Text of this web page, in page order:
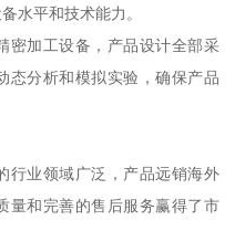
水平和技术能力。
密加工设备，产品设计全部采
态分析和模拟实验，确保产品
行业领域广泛，产品远销海外
量和完善的售后服务赢得了市